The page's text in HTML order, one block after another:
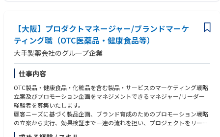
y, Clinical & Reimbursement strategy, Industrial strategy, etc.;
• Encourage participation to scientific congresses, market/business intelli
gence, networking in the field, in particular building a network with Perfu
sionists community and Key Opinion Leader (KOL);
• Define the associated strategy / road maps / plans for the various prod
uct lines;
• Manage our investments: monitor and ensure execution , apply approp
riate processes, like regular Program reviews, relationship with start-ups,
definition and follow-up of appropriate dashboards/metrics, proper col
laboration with internal resources;
• Coordinate and facilitate the multi-functional activities around the tech
nology development from Quality, Regulatory, Clinical, Operations, etc.
to ensure a successful execution of the project;
• Self-motivation, problem solving attitude, quick in action, good team l
eader.
【大阪】プロダクトマネージャー/ブランドマーケ
ティング職（OTC医薬品・健康食品等）
大手製薬会社のグループ企業
仕事内容
OTC製品・健康食品・化粧品を含む製品・サービスのマーケティング戦略
立案及びプロモーション企画をマネジメントできるマネジャー/リーダー
経験者を募集いたします。
顧客ニーズに基づく製品企画、ブランド育成のためのプロモーション戦略
の立案から実行、効果検証まで一連の流れを担い、プロジェクトをリード
いただきます。お任せする製品領域は経験に応じて検討いたします。